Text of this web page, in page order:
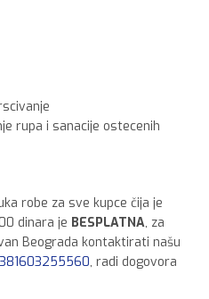
rupa i sanacije ostecenih
robe za sve kupce čija je
dinara je BESPLATNA, za
Beograda kontaktirati našu
, radi dogovora